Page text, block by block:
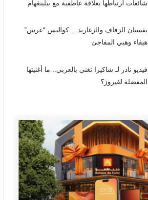
شائعات ارتباطها بعلاقة عاطفية مع بيلينغهام
بفستان الزفاف والزغاريد… كواليس “عرس”
هيفاء وهبي المفاجئ
فيديو نادر لـ شاكيرا تغني بالعربي.. ما أغنيتها
المفضلة لفيروز؟